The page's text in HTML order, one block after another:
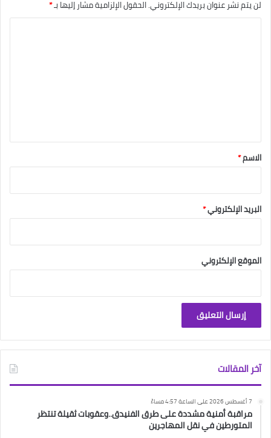
لن يتم نشر عنوان بريدك الإلكتروني.الحقول الإلزامية مشار إليها بـ*
*
الاسم*
البريد الإلكتروني*
الموقع الإلكتروني
آخر المقالات
7 أغسطس 2026 على الساعة 4:57 مساءً
مراقبة أمنية مشددة على طرق الفنيدق..وعقوبات ثقيلة تنتظر
المتورطين في نقل المهاجرين